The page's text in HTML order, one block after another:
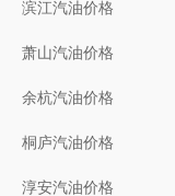
滨江汽油价格
萧山汽油价格
余杭汽油价格
桐庐汽油价格
淳安汽油价格